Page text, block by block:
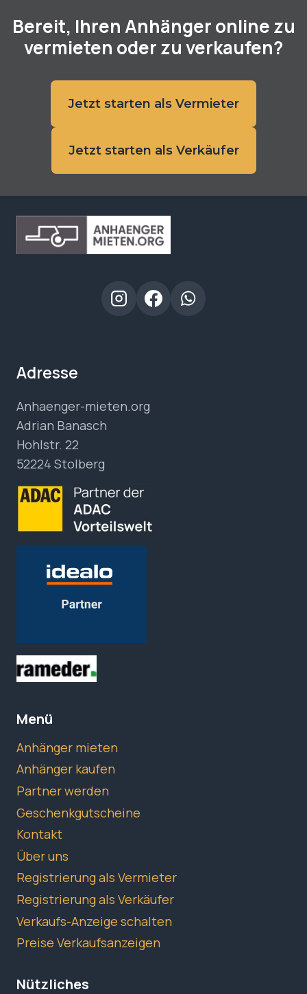
Bereit, Ihren Anhänger online zu
vermieten oder zu verkaufen?
Jetzt starten als Vermieter
Jetzt starten als Verkäufer
Adresse
Anhaenger-mieten.org
Adrian Banasch
Hohlstr. 22
52224 Stolberg
Menü
Anhänger mieten
Anhänger kaufen
Partner werden
Geschenkgutscheine
Kontakt
Über uns
Registrierung als Vermieter
Registrierung als Verkäufer
Verkaufs-Anzeige schalten
Preise Verkaufsanzeigen
Nützliches